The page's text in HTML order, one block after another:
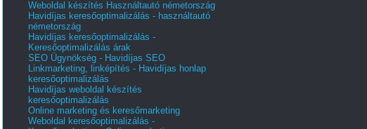
Weboldal készítés Használtautó németország
Havidíjas keresőoptimalizálás - használtautó
németország
Havidíjas keresőoptimalizálás -
Keresőoptimalizálás árak
SEO Ügynökség - Havidíjas SEO
Linkmarketing, linképítés - Havidíjas honlap
keresőoptimalizálás
Havidíjas weboldal készítés
keresőoptimalizálás
Online marketing és keresőmarketing
Weboldal keresőoptimalizálás -